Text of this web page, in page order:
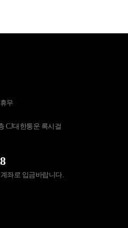
무
CJ대한통운 록시걸
좌로 입금바랍니다.